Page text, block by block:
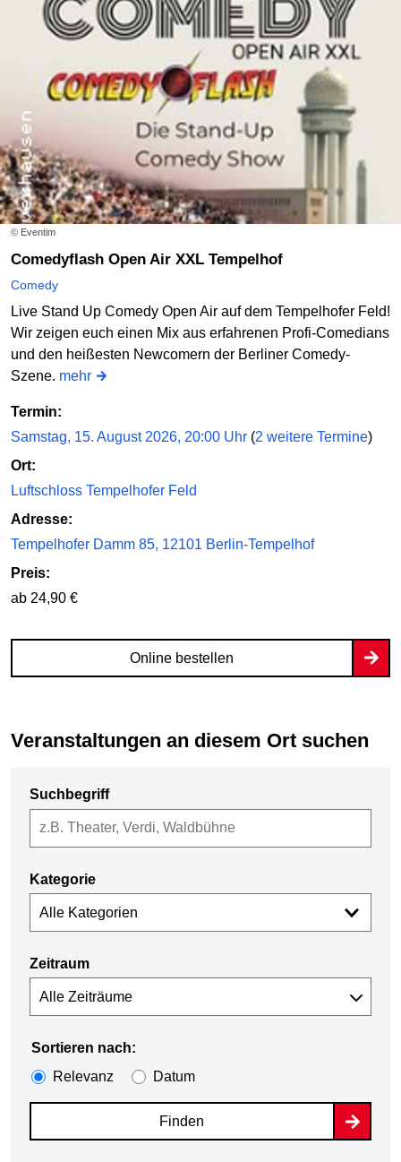
© Eventim
Comedyflash Open Air XXL Tempelhof
Comedy
Live Stand Up Comedy Open Air auf dem Tempelhofer Feld!
Wir zeigen euch einen Mix aus erfahrenen Profi-Comedians
und den heißesten Newcomern der Berliner Comedy-
Szene. mehr
Termin:
Samstag, 15. August 2026, 20:00 Uhr (2 weitere Termine)
Ort:
Luftschloss Tempelhofer Feld
Adresse:
Tempelhofer Damm 85, 12101 Berlin-Tempelhof
Preis:
ab 24,90 €
Online bestellen
Veranstaltungen an diesem Ort suchen
Suchbegriff
Kategorie
Alle Kategorien
Zeitraum
Sortieren nach:
Relevanz
Datum
Finden